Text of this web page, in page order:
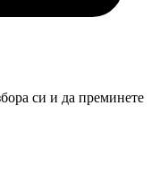
си и да преминете